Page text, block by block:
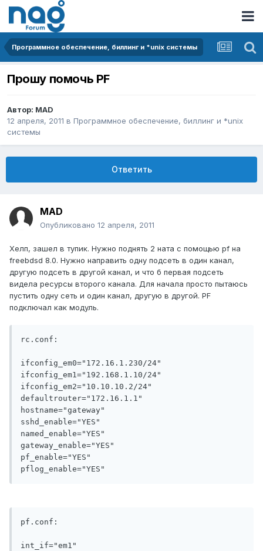
Программное обеспечение, биллинг и *unix системы
Прошу помочь PF
Автор: MAD
12 апреля, 2011 в Программное обеспечение, биллинг и *unix
системы
Ответить
MAD
Опубликовано 12 апреля, 2011
Хелп, зашел в тупик. Нужно поднять 2 ната с помощью pf на
freebdsd 8.0. Нужно направить одну подсеть в один канал,
другую подсеть в другой канал, и что б первая подсеть
видела ресурсы второго канала. Для начала просто пытаюсь
пустить одну сеть и один канал, другую в другой. PF
подключал как модуль.
rc.conf:
ifconfig_em0="172.16.1.230/24"
ifconfig_em1="192.168.1.10/24"
ifconfig_em2="10.10.10.2/24"
defaultrouter="172.16.1.1"
hostname="gateway"
sshd_enable="YES"
named_enable="YES"
gateway_enable="YES"
pf_enable="YES"
pflog_enable="YES"
pf.conf:
int_if="em1"